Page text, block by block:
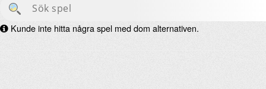
Länkar
Videos
Kunde inte hitta några spel med dom alternativen.